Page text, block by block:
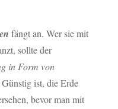
fängt an. Wer sie mit
sollte der
in Form von
ist, die Erde
bevor man mit